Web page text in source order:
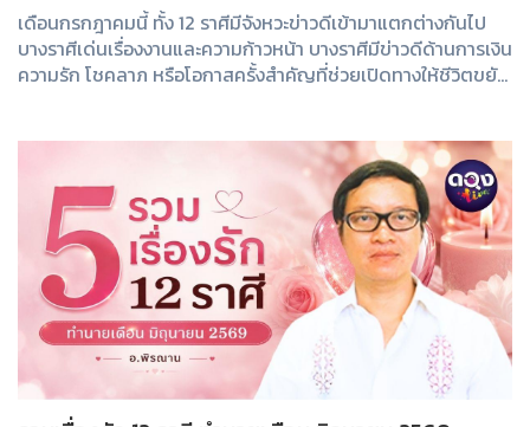
เดือนกรกฎาคมนี้ ทั้ง 12 ราศีมีจังหวะข่าวดีเข้ามาแตกต่างกันไป
บางราศีเด่นเรื่องงานและความก้าวหน้า บางราศีมีข่าวดีด้านการเงิน
ความรัก โชคลาภ หรือโอกาสครั้งสำคัญที่ช่วยเปิดทางให้ชีวิตขยับ